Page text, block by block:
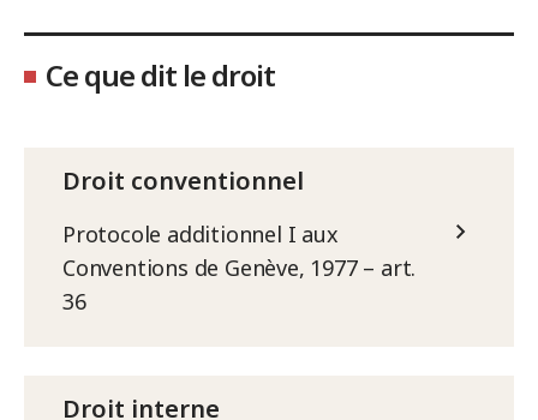
Ce que dit le droit
Droit conventionnel
Protocole additionnel I aux
Conventions de Genève, 1977 – art.
36
Droit interne